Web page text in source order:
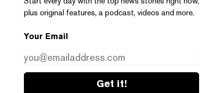
plus original features, a podcast, videos and more.
Your Email
Get it!